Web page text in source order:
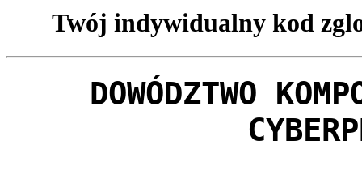
Twój indywidualny kod
DOWÓDZTWO